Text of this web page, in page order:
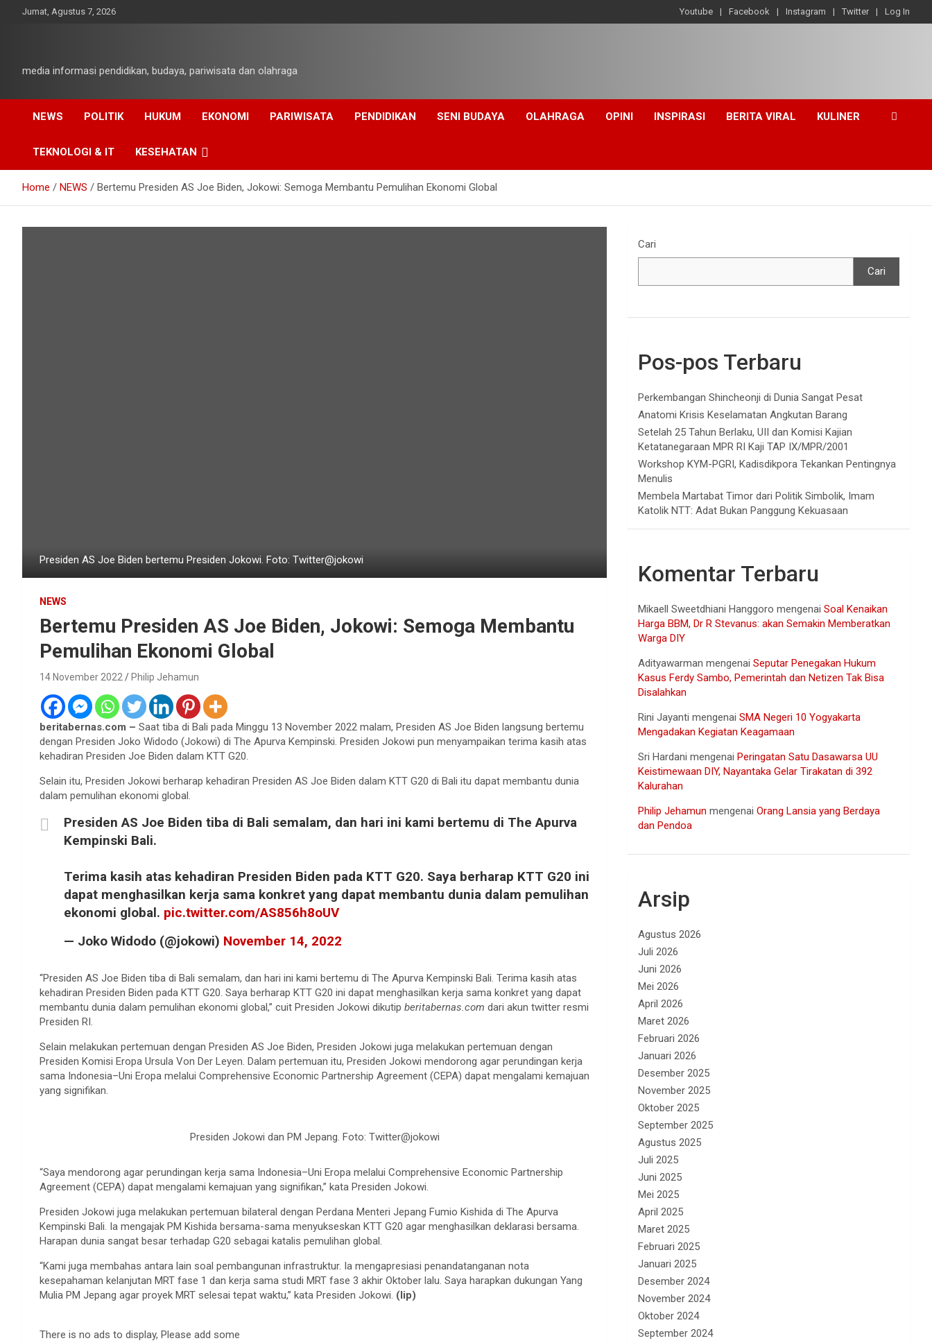
Jumat, Agustus 7, 2026 Youtube Facebook Instagram Twitter Log In
media informasi pendidikan, budaya, pariwisata dan olahraga
NEWS POLITIK HUKUM EKONOMI PARIWISATA PENDIDIKAN SENI BUDAYA OLAHRAGA OPINI INSPIRASI BERITA VIRAL KULINER
TEKNOLOGI & IT KESEHATAN
Home NEWS Bertemu Presiden AS Joe Biden, Jokowi: Semoga Membantu Pemulihan Ekonomi Global
Presiden AS Joe Biden bertemu Presiden Jokowi. Foto: Twitter@jokowi
NEWS
Bertemu Presiden AS Joe Biden, Jokowi: Semoga Membantu
Pemulihan Ekonomi Global
14 November 2022 Philip Jehamun
beritabernas.com – Saat tiba di Bali pada Minggu 13 November 2022 malam, Presiden AS Joe Biden langsung bertemu
dengan Presiden Joko Widodo (Jokowi) di The Apurva Kempinski. Presiden Jokowi pun menyampaikan terima kasih atas
kehadiran Presiden Joe Biden dalam KTT G20.
Selain itu, Presiden Jokowi berharap kehadiran Presiden AS Joe Biden dalam KTT G20 di Bali itu dapat membantu dunia
dalam pemulihan ekonomi global.
Presiden AS Joe Biden tiba di Bali semalam, dan hari ini kami bertemu di The Apurva
Kempinski Bali.
Terima kasih atas kehadiran Presiden Biden pada KTT G20. Saya berharap KTT G20 ini
dapat menghasilkan kerja sama konkret yang dapat membantu dunia dalam pemulihan
ekonomi global. pic.twitter.com/AS856h8oUV
— Joko Widodo (@jokowi) November 14, 2022
“Presiden AS Joe Biden tiba di Bali semalam, dan hari ini kami bertemu di The Apurva Kempinski Bali. Terima kasih atas
kehadiran Presiden Biden pada KTT G20. Saya berharap KTT G20 ini dapat menghasilkan kerja sama konkret yang dapat
membantu dunia dalam pemulihan ekonomi global,” cuit Presiden Jokowi dikutip beritabernas.com dari akun twitter resmi
Presiden RI.
Selain melakukan pertemuan dengan Presiden AS Joe Biden, Presiden Jokowi juga melakukan pertemuan dengan
Presiden Komisi Eropa Ursula Von Der Leyen. Dalam pertemuan itu, Presiden Jokowi mendorong agar perundingan kerja
sama Indonesia–Uni Eropa melalui Comprehensive Economic Partnership Agreement (CEPA) dapat mengalami kemajuan
yang signifikan.
Presiden Jokowi dan PM Jepang. Foto: Twitter@jokowi
“Saya mendorong agar perundingan kerja sama Indonesia–Uni Eropa melalui Comprehensive Economic Partnership
Agreement (CEPA) dapat mengalami kemajuan yang signifikan,” kata Presiden Jokowi.
Presiden Jokowi juga melakukan pertemuan bilateral dengan Perdana Menteri Jepang Fumio Kishida di The Apurva
Kempinski Bali. Ia mengajak PM Kishida bersama-sama menyukseskan KTT G20 agar menghasilkan deklarasi bersama.
Harapan dunia sangat besar terhadap G20 sebagai katalis pemulihan global.
“Kami juga membahas antara lain soal pembangunan infrastruktur. Ia mengapresiasi penandatanganan nota
kesepahaman kelanjutan MRT fase 1 dan kerja sama studi MRT fase 3 akhir Oktober lalu. Saya harapkan dukungan Yang
Mulia PM Jepang agar proyek MRT selesai tepat waktu,” kata Presiden Jokowi. (lip)
There is no ads to display, Please add some
Cari
Cari
Pos-pos Terbaru
Perkembangan Shincheonji di Dunia Sangat Pesat
Anatomi Krisis Keselamatan Angkutan Barang
Setelah 25 Tahun Berlaku, UII dan Komisi Kajian
Ketatanegaraan MPR RI Kaji TAP IX/MPR/2001
Workshop KYM-PGRI, Kadisdikpora Tekankan Pentingnya
Menulis
Membela Martabat Timor dari Politik Simbolik, Imam
Katolik NTT: Adat Bukan Panggung Kekuasaan
Komentar Terbaru
Mikaell Sweetdhiani Hanggoro mengenaiSoal Kenaikan
Harga BBM, Dr R Stevanus: akan Semakin Memberatkan
Warga DIY
Adityawarman mengenaiSeputar Penegakan Hukum
Kasus Ferdy Sambo, Pemerintah dan Netizen Tak Bisa
Disalahkan
Rini Jayanti mengenaiSMA Negeri 10 Yogyakarta
Mengadakan Kegiatan Keagamaan
Sri Hardani mengenaiPeringatan Satu Dasawarsa UU
Keistimewaan DIY, Nayantaka Gelar Tirakatan di 392
Kalurahan
Philip Jehamun mengenaiOrang Lansia yang Berdaya
dan Pendoa
Arsip
Agustus 2026
Juli 2026
Juni 2026
Mei 2026
April 2026
Maret 2026
Februari 2026
Januari 2026
Desember 2025
November 2025
Oktober 2025
September 2025
Agustus 2025
Juli 2025
Juni 2025
Mei 2025
April 2025
Maret 2025
Februari 2025
Januari 2025
Desember 2024
November 2024
Oktober 2024
September 2024